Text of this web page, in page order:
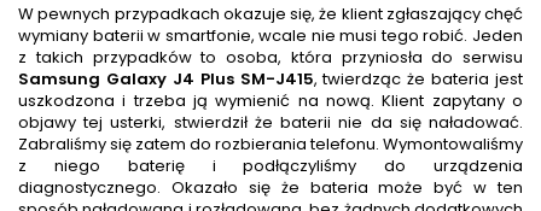
W pewnych przypadkach okazuje się, że klient zgłaszający chęć
wymiany baterii w smartfonie, wcale nie musi tego robić. Jeden
z takich przypadków to osoba, która przyniosła do serwisu
Samsung Galaxy J4 Plus SM-J415, twierdząc że bateria jest
uszkodzona i trzeba ją wymienić na nową. Klient zapytany o
objawy tej usterki, stwierdził że baterii nie da się naładować.
Zabraliśmy się zatem do rozbierania telefonu. Wymontowaliśmy
z niego baterię i podłączyliśmy do urządzenia
diagnostycznego. Okazało się że bateria może być w ten